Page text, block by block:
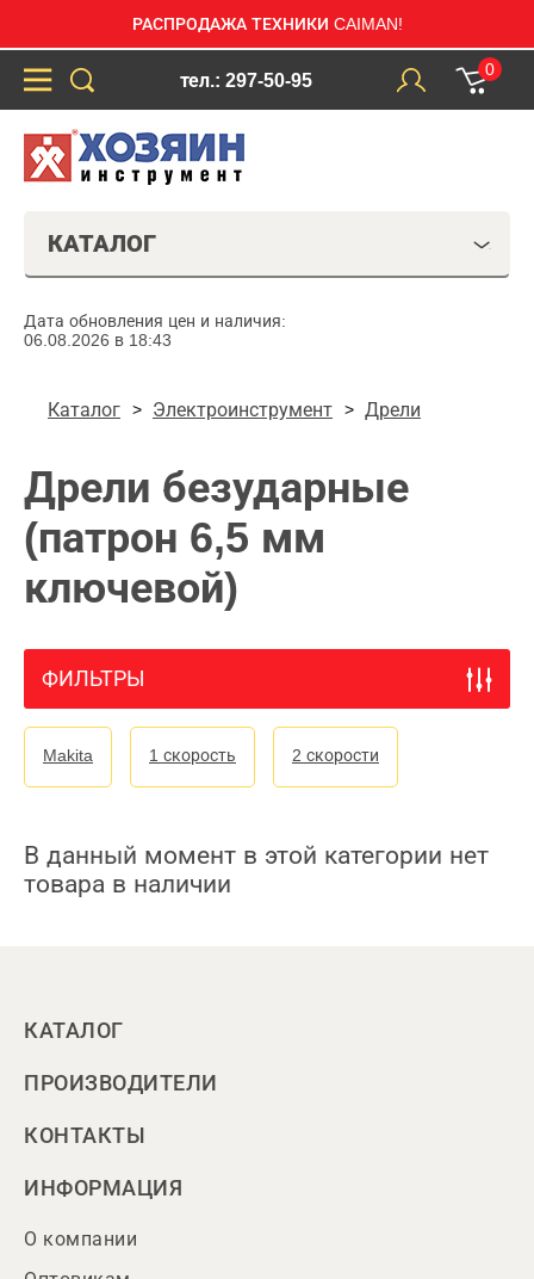
РАСПРОДАЖА ТЕХНИКИ CAIMAN!
тел.: 297-50-95
0
КАТАЛОГ
Дата обновления цен и наличия:
06.08.2026 в 18:43
Каталог Электроинструмент Дрели
Дрели безударные
(патрон 6,5 мм
ключевой)
ФИЛЬТРЫ
Makita 1 скорость 2 скорости
В данный момент в этой категории нет
товара в наличии
КАТАЛОГ
ПРОИЗВОДИТЕЛИ
КОНТАКТЫ
ИНФОРМАЦИЯ
О компании